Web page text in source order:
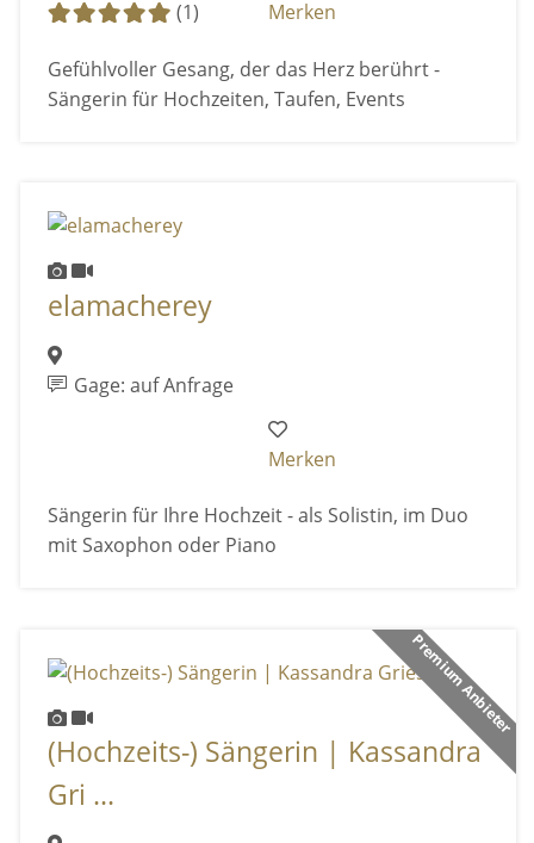
(1) Merken
Gefühlvoller Gesang, der das Herz berührt -
Sängerin für Hochzeiten, Taufen, Events
elamacherey
Gage: auf Anfrage
Merken
Sängerin für Ihre Hochzeit - als Solistin, im Duo
mit Saxophon oder Piano
Premium Anbieter
(Hochzeits-) Sängerin | Kassandra
Gri ...